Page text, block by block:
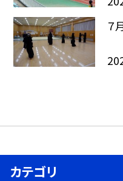
７
カテゴリ